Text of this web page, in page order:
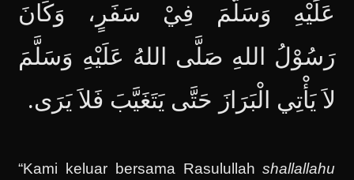
عَلَيْهِ وَسَلَّمَ فِيْ سَفَرٍ، وَكَانَ
رَسُوْلُ اللهِ صَلَّى اللهُ عَلَيْهِ وَسَلَّمَ
لاَ يَأْتِي الْبَرَازَ حَتَّى يَتَغَيَّبَ فَلاَ يَرَى.
“Kami keluar bersama Rasulullahshallallahu